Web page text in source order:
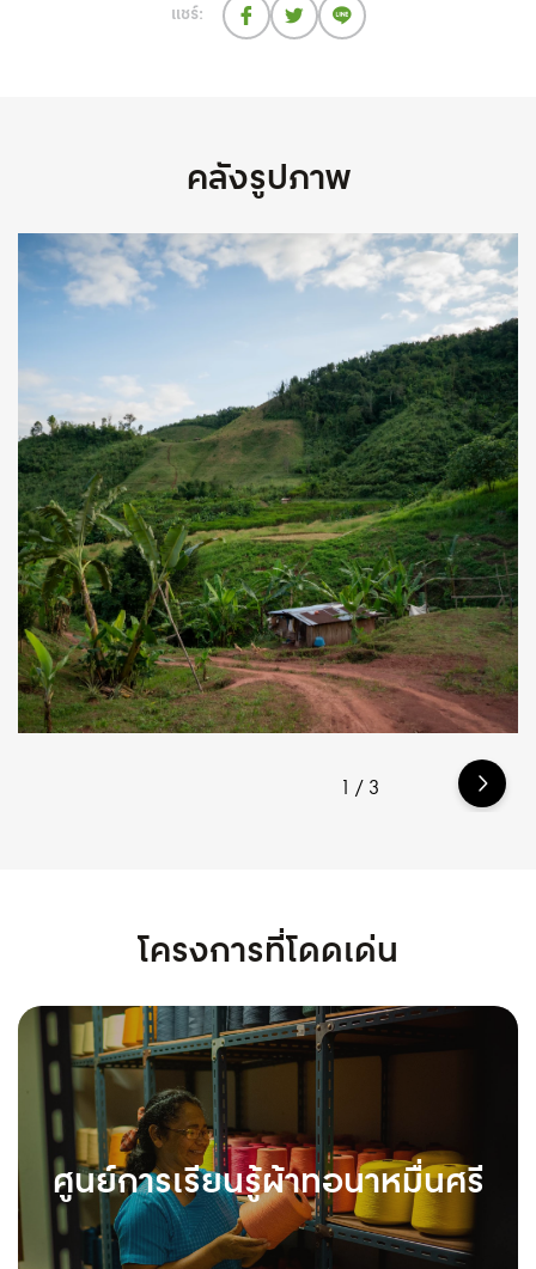
แชร์:
คลังรูปภาพ
1 / 3
โครงการที่โดดเด่น
ศูนย์การเรียนรู้ผ้าทอนาหมื่นศรี